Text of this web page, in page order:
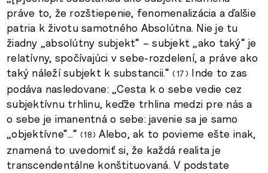
práve to, že rozštiepenie, fenomenalizácia a ďalšie
patria k životu samotného Absolútna. Nie je tu
žiadny „absolútny subjekt“ – subjekt „ako taký“ je
relatívny, spočívajúci v sebe-rozdelení, a práve ako
taký náleží subjekt k substancii.“
17
Inde to zas
podáva nasledovane: „Cesta k o sebe vedie cez
subjektívnu trhlinu, keďže trhlina medzi pre nás a
o sebe je imanentná o sebe: javenie sa je samo
„objektívne“…“
18
Alebo, ak to povieme ešte inak,
znamená to uvedomiť si, že každá realita je
transcendentálne konštituovaná. V podstate